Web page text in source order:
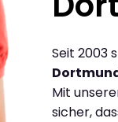
Seit 2003
Mit
sicher,